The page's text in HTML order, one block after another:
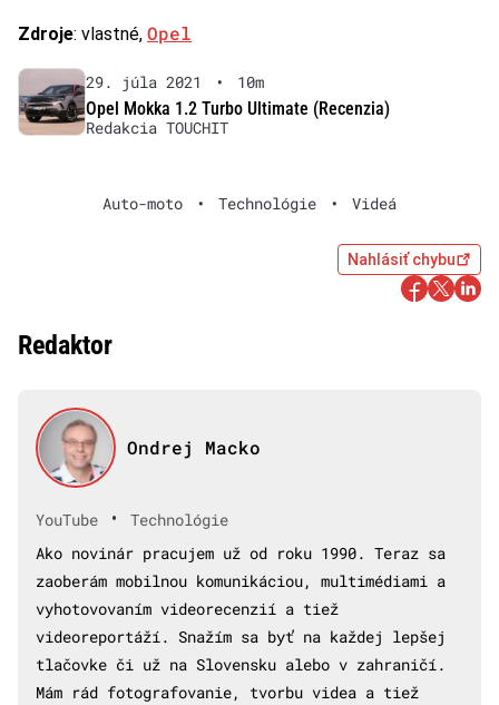
Zdroje: vlastné, Opel
29. júla 2021 •
10m
Opel Mokka 1.2 Turbo Ultimate (Recenzia)
Redakcia TOUCHIT
Auto-moto • Technológie • Videá
Nahlásiť chybu
Redaktor
Ondrej Macko
YouTube •
Technológie
Ako novinár pracujem už od roku 1990. Teraz sa
zaoberám mobilnou komunikáciou, multimédiami a
vyhotovovaním videorecenzií a tiež
videoreportáží. Snažím sa byť na každej lepšej
tlačovke či už na Slovensku alebo v zahraničí.
Mám rád fotografovanie, tvorbu videa a tiež